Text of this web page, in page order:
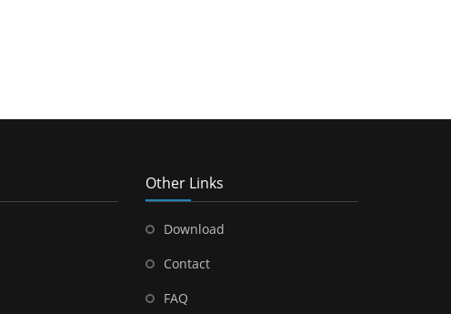
Other Links
Download
Contact
FAQ